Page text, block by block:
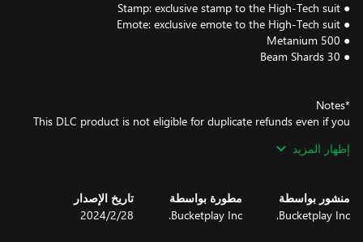
This DLC product is not eligible for duplicate refunds even if you
إظهار المزيد
منشور بواسطة
Bucketplay Inc.
مطورة بواسطة
Bucketplay Inc.
تاريخ الإصدار
28‏/2‏/2024